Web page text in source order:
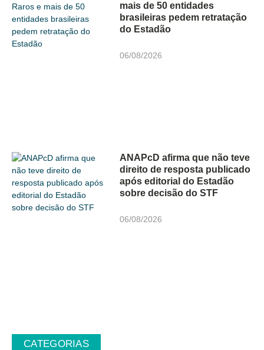
mais de 50 entidades
brasileiras pedem retratação
do Estadão
06/08/2026
ANAPcD afirma que não teve
direito de resposta publicado
após editorial do Estadão
sobre decisão do STF
06/08/2026
CATEGORIAS